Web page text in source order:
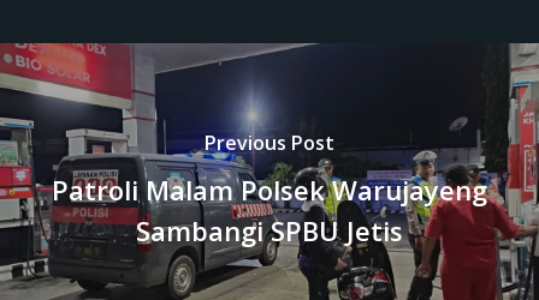
Previous Post
Patroli Malam Polsek Warujayeng
Sambangi SPBU Jetis